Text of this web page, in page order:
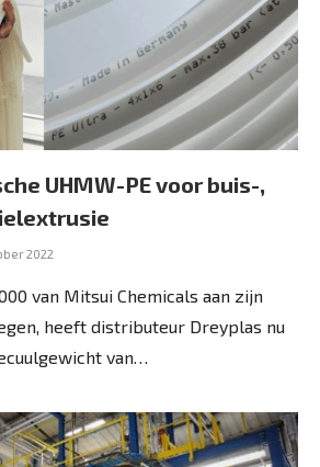
UHMW-PE voor buis-,
2022
van Mitsui Chemicals aan zijn
heeft distributeur Dreyplas nu
van…